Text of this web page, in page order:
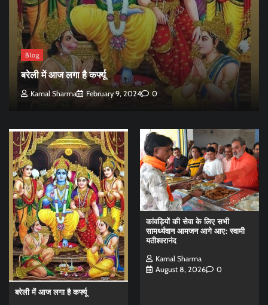
Blog
बरेली में आज लगा है कर्फ्यू
Kamal Sharma February 9, 2024 0
बरेली में आज लगा है कर्फ्यू
कांवड़ियों की सेवा के लिए सभी
सामर्थ्यवान आमजन आगे आए: स्वामी
यतीश्वरानंद
Kamal Sharma
August 8, 2026
0